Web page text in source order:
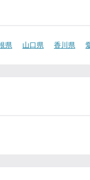
県 山口県 香川県